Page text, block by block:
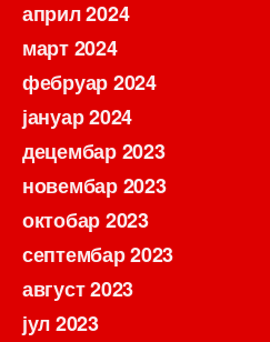
април 2024
март 2024
фебруар 2024
јануар 2024
децембар 2023
новембар 2023
октобар 2023
септембар 2023
август 2023
јул 2023